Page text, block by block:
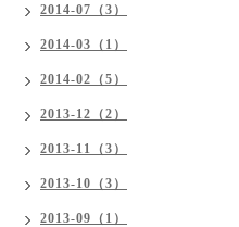
2014-07（3）
2014-03（1）
2014-02（5）
2013-12（2）
2013-11（3）
2013-10（3）
2013-09（1）